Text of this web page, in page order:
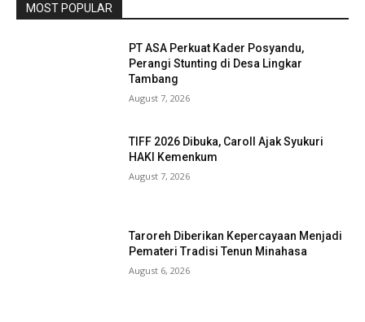
MOST POPULAR
PT ASA Perkuat Kader Posyandu,
Perangi Stunting di Desa Lingkar
Tambang
August 7, 2026
TIFF 2026 Dibuka, Caroll Ajak Syukuri
HAKI Kemenkum
August 7, 2026
Taroreh Diberikan Kepercayaan Menjadi
Pemateri Tradisi Tenun Minahasa
August 6, 2026